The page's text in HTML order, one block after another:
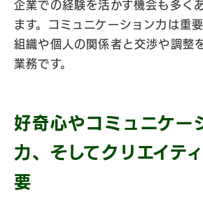
企業での経験を活かす機会も多く
ます。コミュニケーション力は重
組織や個人の関係者と交渉や調整
業務です。
好奇心やコミュニケー
力、そしてクリエイテ
要